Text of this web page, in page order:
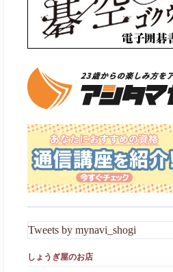
Tweets by mynavi_shogi